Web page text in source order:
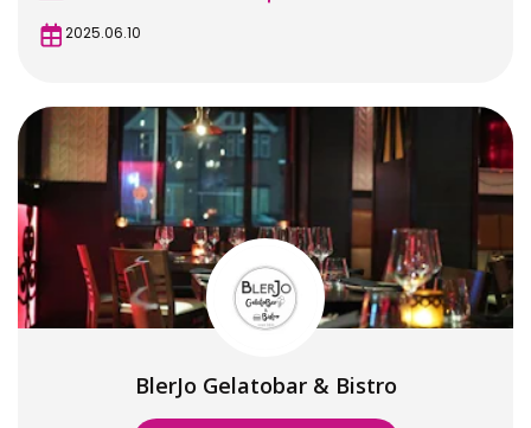
2025.06.10
BlerJo Gelatobar & Bistro